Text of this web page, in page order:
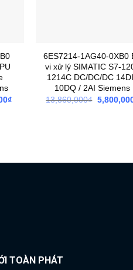
₫Giá
6ES7214-1AG40-0XB0
vi xử lý SIMATIC S7-
1214C DC/DC/DC
10DQ / 2AI Siemens
13,860,000₫ Giá
TOÀN PHÁT